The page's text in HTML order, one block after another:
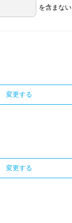
を含まない
変更する
変更する